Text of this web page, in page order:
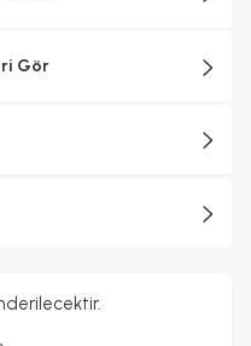
Gör